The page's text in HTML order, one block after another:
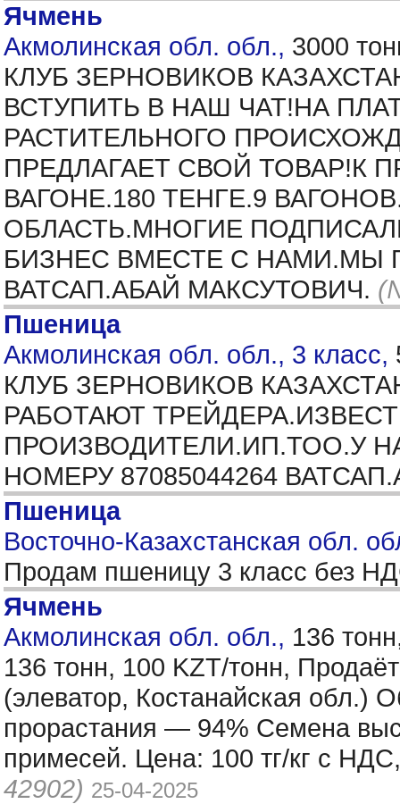
Ячмень
Акмолинская обл. обл., 3000
КЛУБ ЗЕРНОВИКОВ
ВСТУПИТЬ В НАШ ЧАТ!НА
РАСТИТЕЛЬНОГО
ПРЕДЛАГАЕТ СВОЙ ТОВАР!К
ВАГОНЕ.180 ТЕНГЕ.9
ОБЛАСТЬ.МНОГИЕ
БИЗНЕС ВМЕСТЕ С НАМИ.МЫ
ВАТСАП.АБАЙ МАКСУТОВИЧ.
Пшеница
Акмолинская обл. обл., 3 класс,
КЛУБ ЗЕРНОВИКОВ
РАБОТАЮТ
ПРОИЗВОДИТЕЛИ.ИП.ТОО.У
НОМЕРУ 87085044264
Пшеница
Восточно-Казахстанская обл.
Продам пшеницу 3 класс без
Ячмень
Акмолинская обл. обл., 136
136 тонн, 100 KZT/тонн,
(элеватор, Костанайская обл.)
прорастания — 94% Семена
примесей. Цена: 100 тг/кг с
42902) 25-04-2025